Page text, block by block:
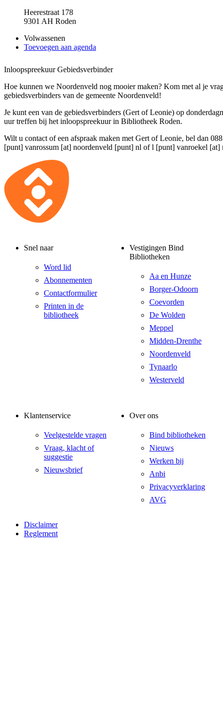
Heerestraat 178
9301 AH Roden
Volwassenen
Toevoegen aan agenda
Inloopspreekuur Gebiedsverbinder
Hoe kunnen we Noordenveld nog mooier maken? Kom met al je
gebiedsverbinders van de gemeente Noordenveld!
Je kunt een van de gebiedsverbinders (Gert of Leonie) op
uur treffen bij het inloopspreekuur in Bibliotheek Roden.
Wilt u contact of een afspraak maken met Gert of Leonie, bel dan
[punt] vanrossum [at] noordenveld [punt] nl ofl [punt] vanroekel [at]
Snel naar
Word lid
Abonnementen
Contactformulier
Printen in de
bibliotheek
Vestigingen Bind
Bibliotheken
Aa en Hunze
Borger-Odoorn
Coevorden
De Wolden
Meppel
Midden-Drenthe
Noordenveld
Tynaarlo
Westerveld
Klantenservice
Veelgestelde vragen
Vraag, klacht of
suggestie
Nieuwsbrief
Over ons
Bind bibliotheken
Nieuws
Werken bij
Anbi
Privacyverklaring
AVG
Disclaimer
Reglement